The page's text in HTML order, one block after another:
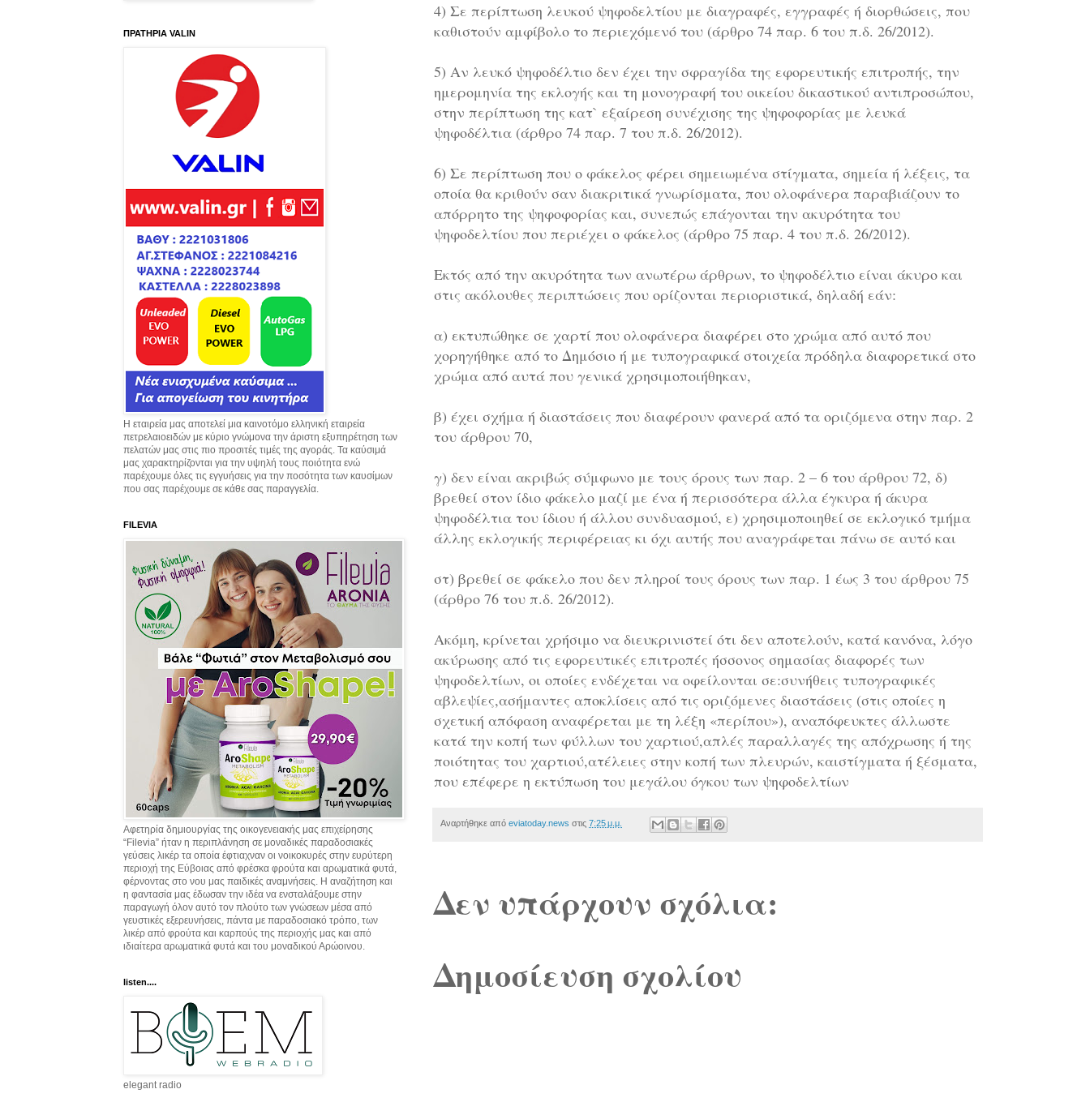
4) Σε περίπτωση λευκού ψηφοδελτίου με διαγραφές, εγγραφές ή διορθώσεις, που
καθιστούν αμφίβολο το περιεχόμενό του (άρθρο 74 παρ. 6 του π.δ. 26/2012).
5) Αν λευκό ψηφοδέλτιο δεν έχει την σφραγίδα της εφορευτικής επιτροπής, την
ημερομηνία της εκλογής και τη μονογραφή του οικείου δικαστικού αντιπροσώπου,
στην περίπτωση της κατ` εξαίρεση συνέχισης της ψηφοφορίας με λευκά
ψηφοδέλτια (άρθρο 74 παρ. 7 του π.δ. 26/2012).
6) Σε περίπτωση που ο φάκελος φέρει σημειωμένα στίγματα, σημεία ή λέξεις, τα
οποία θα κριθούν σαν διακριτικά γνωρίσματα, που ολοφάνερα παραβιάζουν το
απόρρητο της ψηφοφορίας και, συνεπώς επάγονται την ακυρότητα του
ψηφοδελτίου που περιέχει ο φάκελος (άρθρο 75 παρ. 4 του π.δ. 26/2012).
Εκτός από την ακυρότητα των ανωτέρω άρθρων, το ψηφοδέλτιο είναι άκυρο και
στις ακόλουθες περιπτώσεις που ορίζονται περιοριστικά, δηλαδή εάν:
α) εκτυπώθηκε σε χαρτί που ολοφάνερα διαφέρει στο χρώμα από αυτό που
χορηγήθηκε από το Δημόσιο ή με τυπογραφικά στοιχεία πρόδηλα διαφορετικά στο
χρώμα από αυτά που γενικά χρησιμοποιήθηκαν,
β) έχει σχήμα ή διαστάσεις που διαφέρουν φανερά από τα οριζόμενα στην παρ. 2
του άρθρου 70,
γ) δεν είναι ακριβώς σύμφωνο με τους όρους των παρ. 2 – 6 του άρθρου 72, δ)
βρεθεί στον ίδιο φάκελο μαζί με ένα ή περισσότερα άλλα έγκυρα ή άκυρα
ψηφοδέλτια του ίδιου ή άλλου συνδυασμού, ε) χρησιμοποιηθεί σε εκλογικό τμήμα
άλλης εκλογικής περιφέρειας κι όχι αυτής που αναγράφεται πάνω σε αυτό και
στ) βρεθεί σε φάκελο που δεν πληροί τους όρους των παρ. 1 έως 3 του άρθρου 75
(άρθρο 76 του π.δ. 26/2012).
Ακόμη, κρίνεται χρήσιμο να διευκρινιστεί ότι δεν αποτελούν, κατά κανόνα, λόγο
ακύρωσης από τις εφορευτικές επιτροπές ήσσονος σημασίας διαφορές των
ψηφοδελτίων, οι οποίες ενδέχεται να οφείλονται σε:συνήθεις τυπογραφικές
αβλεψίες,ασήμαντες αποκλίσεις από τις οριζόμενες διαστάσεις (στις οποίες η
σχετική απόφαση αναφέρεται με τη λέξη «περίπου»), αναπόφευκτες άλλωστε
κατά την κοπή των φύλλων του χαρτιού,απλές παραλλαγές της απόχρωσης ή της
ποιότητας του χαρτιού,ατέλειες στην κοπή των πλευρών, καιστίγματα ή ξέσματα,
που επέφερε η εκτύπωση του μεγάλου όγκου των ψηφοδελτίων
Αναρτήθηκε από eviatoday.news στις 7:25 μ.μ.
Δεν υπάρχουν σχόλια:
Δημοσίευση σχολίου
ΠΡΑΤΗΡΙΑ VALIN
Η εταιρεία μας αποτελεί μια καινοτόμο ελληνική εταιρεία
πετρελαιοειδών με κύριο γνώμονα την άριστη εξυπηρέτηση των
πελατών μας στις πιο προσιτές τιμές της αγοράς. Τα καύσιμά
μας χαρακτηρίζονται για την υψηλή τους ποιότητα ενώ
παρέχουμε όλες τις εγγυήσεις για την ποσότητα των καυσίμων
που σας παρέχουμε σε κάθε σας παραγγελία.
FILEVIA
Αφετηρία δημιουργίας της οικογενειακής μας επιχείρησης
“Filevia” ήταν η περιπλάνηση σε μοναδικές παραδοσιακές
γεύσεις λικέρ τα οποία έφτιαχναν οι νοικοκυρές στην ευρύτερη
περιοχή της Εύβοιας από φρέσκα φρούτα και αρωματικά φυτά,
φέρνοντας στο νου μας παιδικές αναμνήσεις. Η αναζήτηση και
η φαντασία μας έδωσαν την ιδέα να ενσταλάξουμε στην
παραγωγή όλον αυτό τον πλούτο των γνώσεων μέσα από
γευστικές εξερευνήσεις, πάντα με παραδοσιακό τρόπο, των
λικέρ από φρούτα και καρπούς της περιοχής μας και από
ιδιαίτερα αρωματικά φυτά και του μοναδικού Αρώοινου.
listen....
elegant radio